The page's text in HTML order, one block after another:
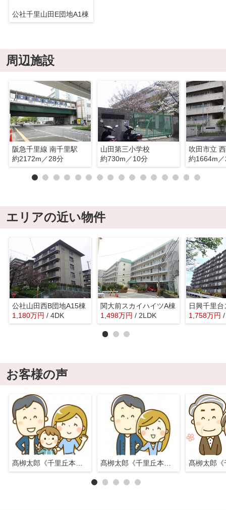
公社千里山田E団地A1棟
周辺施設
阪急千里線 南千里駅
約2172m／28分
山田第三小学校
約730m／10分
吹田市立
約1664m
エリアの近い物件
公社山田西B団地A15棟
1,180万円 / 4DK
関大前スカイハイツA棟
1,498万円 / 2LDK 1,758万円
お客様の声